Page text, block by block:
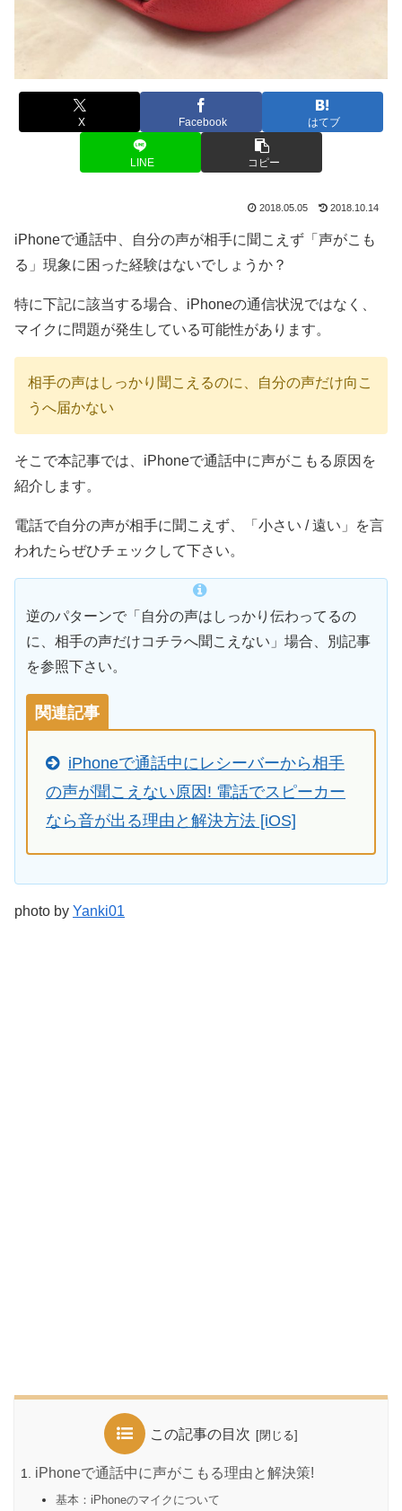
X Facebook はてブ
LINE コピー
2018.05.05 2018.10.14
iPhoneで通話中、自分の声が相手に聞こえず「声がこも
る」現象に困った経験はないでしょうか？
特に下記に該当する場合、iPhoneの通信状況ではなく、
マイクに問題が発生している可能性があります。
相手の声はしっかり聞こえるのに、自分の声だけ向こ
うへ届かない
そこで本記事では、iPhoneで通話中に声がこもる原因を
紹介します。
電話で自分の声が相手に聞こえず、「小さい / 遠い」を言
われたらぜひチェックして下さい。
逆のパターンで「自分の声はしっかり伝わってるの
に、相手の声だけコチラへ聞こえない」場合、別記事
を参照下さい。
関連記事
iPhoneで通話中にレシーバーから相手
の声が聞こえない原因! 電話でスピーカー
なら音が出る理由と解決方法 [iOS]
photo by Yanki01
この記事の目次
iPhoneで通話中に声がこもる理由と解決策!
基本：iPhoneのマイクについて